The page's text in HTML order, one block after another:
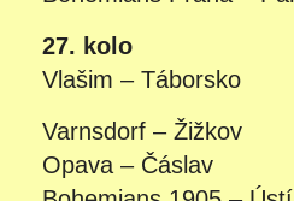
27. kolo
Vlašim – Táborsko
Varnsdorf – Žižkov
Opava – Čáslav